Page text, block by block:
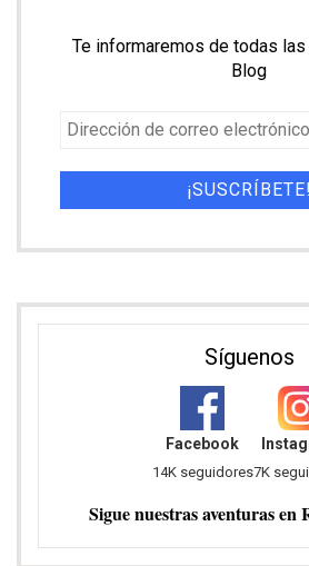
Te informaremos de todas
Blog
Síguenos
Facebook
14K seguidores7K
Sigue nuestras aventuras en